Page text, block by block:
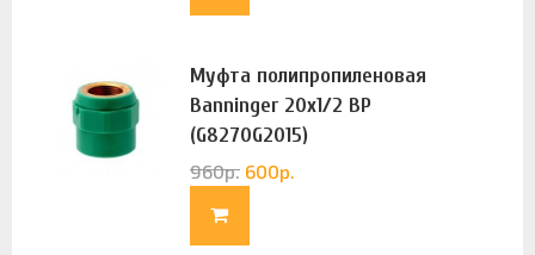
Муфта полипропиленовая
Banninger 20х1/2 ВР
(G8270G2015)
960р. 600р.